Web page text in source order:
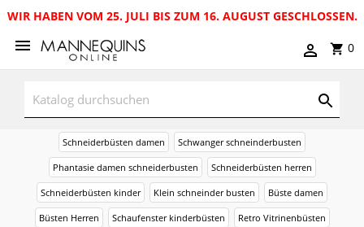
WIR HABEN VOM 25. JULI BIS ZUM 16. AUGUST GESCHLOSSEN.
0
Schneiderbüsten damen Schwanger schneinderbusten
Phantasie damen schneiderbusten Schneiderbüsten herren
Schneiderbüsten kinder Klein schneinder busten Büste damen
Büsten Herren Schaufenster kinderbüsten Retro Vitrinenbüsten